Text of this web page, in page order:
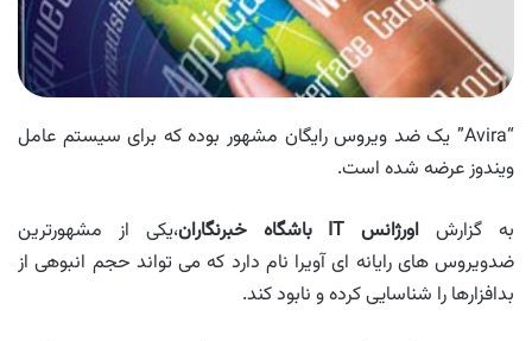
“Avira” یک ضد ویروس رایگان مشهور بوده که برای سیستم عامل
ویندوز عرضه شده است.
به گزارش اورژانسIT باشگاه خبرنگاران،یکی از مشهورترین
ضدویروس های رایانه ای آویرا نام دارد که می تواند حجم انبوهی از
بدافزارها را شناسایی کرده و نابود کند.